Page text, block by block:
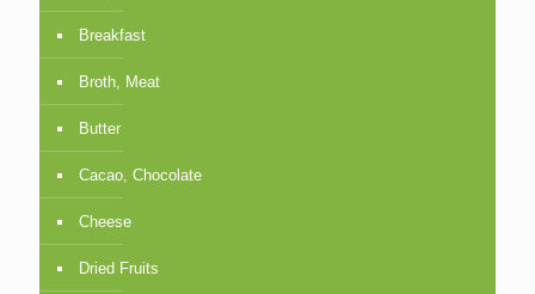
Breakfast
Broth, Meat
Butter
Cacao, Chocolate
Cheese
Dried Fruits